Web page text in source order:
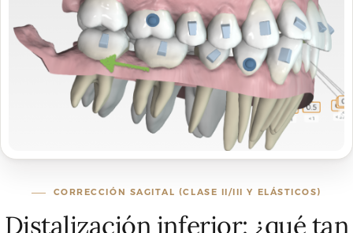
CORRECCIÓN SAGITAL (CLASE II/III Y ELÁSTICOS)
Distalización inferior: ¿qué tan